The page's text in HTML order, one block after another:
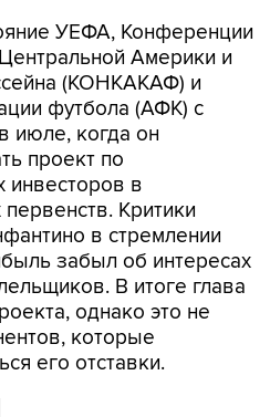
УЕФА, Конференции
Америки и
(КОНКАКАФ) и
футбола (АФК) с
июле, когда он
проект по
инвесторов в
Критики
в стремлении
забыл об интересах
В итоге глава
однако это не
которые
его отставки.